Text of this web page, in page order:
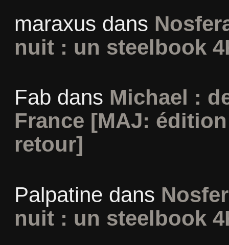
maraxus dans
nuit : un steelbook
Fab dans Michael :
France [MAJ:
retour]
Palpatine dans
nuit : un steelbook